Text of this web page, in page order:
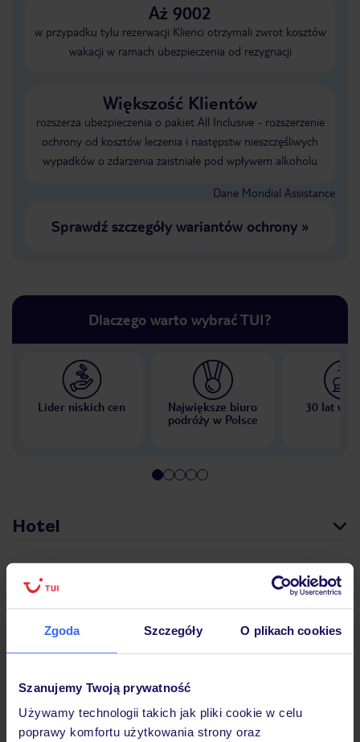
Zgoda Szczegóły O plikach cookies
Szanujemy Twoją prywatność
Używamy technologii takich jak pliki cookie w celu
poprawy komfortu użytkowania strony oraz
Aż 9002
w przypadku tylu rezerwacji Klienci otrzymali zwrot kosztów
wakacji w ramach ubezpieczenia od rezygnacji
Większość Klientów
rozszerza ubezpieczenia o pakiet All Inclusive - rozszerzenie
ochrony od kosztów leczenia i następstw nieszczęśliwych
wypadków o zdarzenia zaistniałe pod wpływem alkoholu
Dane Mondial Assistance
Sprawdź szczegóły wariantów ochrony»
Dlaczego warto wybrać TUI?
Lider niskich cen
Największe biuro
podróży w Polsce
30 lat w
Hotel
Opinie
Wyżywienie